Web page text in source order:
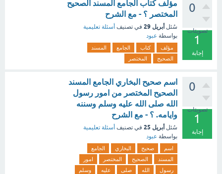
0
تصويتات
1
إجابة
مؤلف كتاب الجامع المسند الصحيح
المختصر ؟ - مع الشرح
سُئل أبريل 29 في تصنيف أسئلة تعليمية
بواسطة عبود
مؤلف كتاب الجامع
المسند
الصحيح
المختصر
0
تصويتات
1
إجابة
اسم صحيح البخاري الجامع المسند
الصحيح المختصر من امور رسول
الله صلى الله عليه وسلم وسننه
وايامه. ؟ - مع الشرح
سُئل أبريل 25 في تصنيف أسئلة تعليمية
بواسطة عبود
اسم صحيح البخاري
الجامع
المسند
الصحيح المختصر
امور
رسول
الله صلى عليه
وسلم